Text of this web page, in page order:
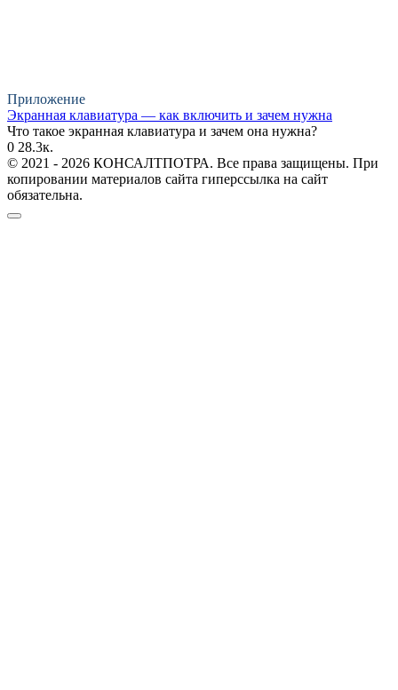
Приложение
Экранная клавиатура — как включить и зачем нужна
Что такое экранная клавиатура и зачем она нужна?
0 28.3к.
© 2021 - 2026 КОНСАЛТПОТРА. Все права защищены. При
копировании материалов сайта гиперссылка на сайт
обязательна.